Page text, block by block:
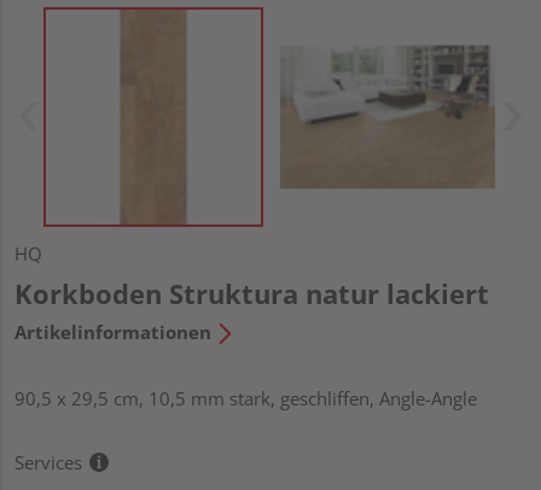
HQ
Korkboden Struktura natur lackiert
Artikelinformationen
90,5 x 29,5 cm, 10,5 mm stark, geschliffen, Angle-Angle
Services